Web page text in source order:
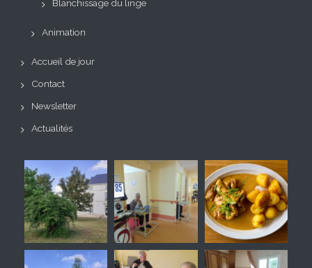
Blanchissage du linge
Animation
Accueil de jour
Contact
Newsletter
Actualités